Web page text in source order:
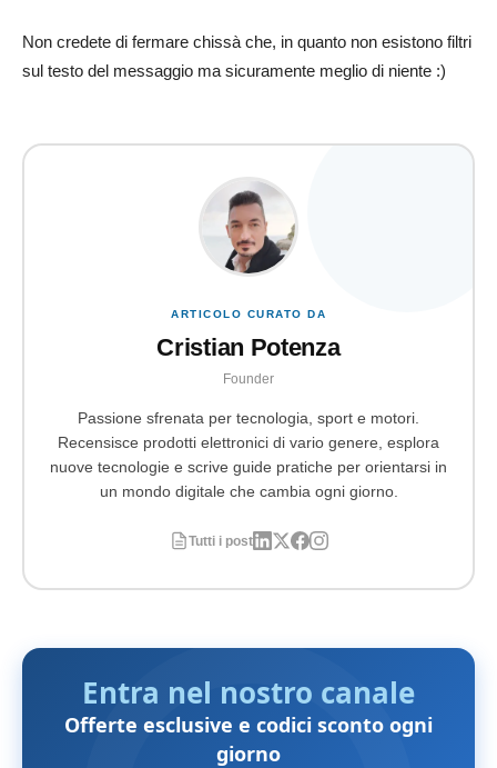
Non credete di fermare chissà che, in quanto non esistono filtri
sul testo del messaggio ma sicuramente meglio di niente :)
ARTICOLO CURATO DA
Cristian Potenza
Founder
Passione sfrenata per tecnologia, sport e motori.
Recensisce prodotti elettronici di vario genere, esplora
nuove tecnologie e scrive guide pratiche per orientarsi in
un mondo digitale che cambia ogni giorno.
Tutti i post
Entra nel nostro canale
Offerte esclusive e codici sconto ogni
giorno